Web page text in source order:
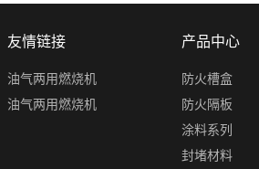
友情链接
油气两用燃烧机
油气两用燃烧机
产品中心
防火槽盒
防火隔板
涂料系列
封堵材料